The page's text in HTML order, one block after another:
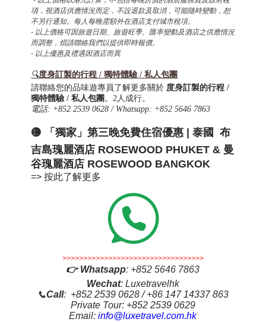
項， 視酒店供應情況而定，不設退款及取消，可能隨時變動，恕
不另行通知。每人每晚需額外在酒店支付城市稅項。
- 以上價格可因旅遊日期、旅遊旺季、匯率變動及酒店之供應情況
而調整，煩請聯絡我們以提供即時報價。
- 以上優惠及禮遇因酒店而異
🔍度身訂製的行程 / 獨特體驗 / 私人包團
請聯絡您的品味遊專員了解更多關於 度身訂製的行程 /
獨特體驗 / 私人包團 。2人成行。
電話: +852 2539 0628 / Whatsapp: +852 5646 7863
🟡 「獨家」第三晚免費住宿優惠 | 泰國 布
吉島瑰麗酒店 ROSEWOOD PHUKET & 曼
谷瑰麗酒店 ROSEWOOD BANGKOK
=> 按此了解更多
>>>>>>>>>>>>>>>>>>>>>>>>>>>>>>>>>>
👉Whatsapp: +852 5646 7863
Wechat: Luxetravelhk
📞Call: +852 2539 0628 / +86 147 14337 863
Private Tour: +852 2539 0629
Email:info@luxetravel.com.hk